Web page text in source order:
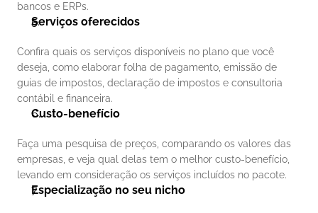
bancos e ERPs.
Serviços oferecidos
Confira quais os serviços disponíveis no plano que você
deseja, como elaborar folha de pagamento, emissão de
guias de impostos, declaração de impostos e consultoria
contábil e financeira.
Custo-benefício
Faça uma pesquisa de preços, comparando os valores das
empresas, e veja qual delas tem o melhor custo-benefício,
levando em consideração os serviços incluídos no pacote.
Especialização no seu nicho